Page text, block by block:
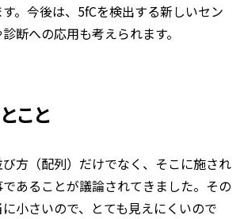
。今後は、5fCを検出する新しいセン
断への応用も考えられます。
こと
方（配列）だけでなく、そこに施され
あることが議論されてきました。その
小さいので、とても見えにくいので